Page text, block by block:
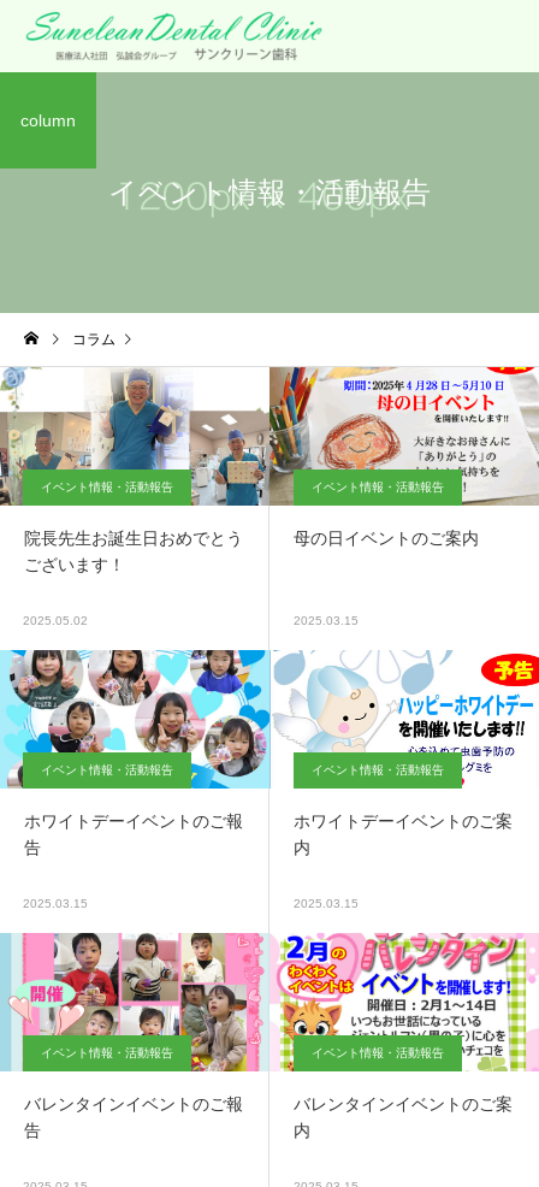
イベント情報・活動報告
column
コラム
イベント情報・活動報告
院長先生お誕生日おめでとう
ございます！
2025.05.02
イベント情報・活動報告
母の日イベントのご案内
2025.03.15
イベント情報・活動報告
ホワイトデーイベントのご報
告
2025.03.15
イベント情報・活動報告
ホワイトデーイベントのご案
内
2025.03.15
イベント情報・活動報告
バレンタインイベントのご報
告
イベント情報・活動報告
バレンタインイベントのご案
内